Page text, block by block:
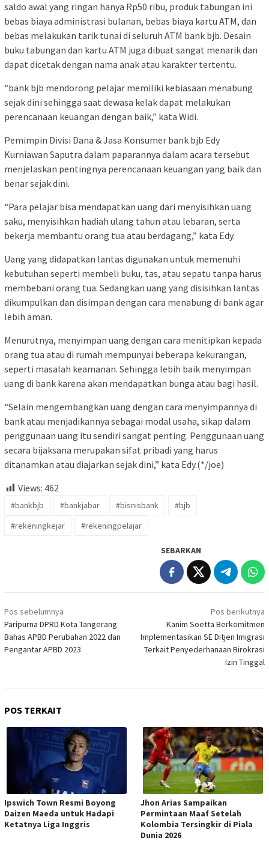
saldo awal yang ringan hanya Rp50 ribu, produk tabungan ini
bebas biaya administrasi bulanan, bebas biaya kartu ATM, dan
bebas melakukan tarik tunai di seluruh ATM bank bjb. Desain
buku tabungan dan kartu ATM juga dibuat sangat menarik dan
dapat dicetak dengan nama anak atau karakter tertentu.
“bank bjb mendorong pelajar memiliki kebiasaan menabung
sejak dini sehingga saat dewasa kelak dapat melakukan
perencanaan keuangan dengan baik,” kata Widi.
Pemimpin Divisi Dana & Jasa Konsumer bank bjb Edy
Kurniawan Saputra dalam paparannya dalam acara tersebut
menjelaskan pentingnya perencanaan keuangan yang baik dan
benar sejak dini.
“Para pelajar bisa mendapatkan uang dari menyisihkan uang
saku, menyisihkan hadiah ulang tahun atau lebaran, serta
bekerja membantu orang tua atau berdagang,” kata Edy.
Uang yang didapatkan lantas digunakan untuk memenuhi
kebutuhan seperti membeli buku, tas, atau sepatu tanpa harus
membebani orang tua. Sedangkan uang yang disisihkan lantas
dikumpulkan dan disimpan dengan cara menabung di bank agar
lebih aman.
Menurutnya, menyimpan uang dengan cara menitipkan kepada
orang tua atau di rumah mempunyai beberapa kekurangan,
seperti masalah keamanan. Sehingga lebih baik menyimpan
uang di bank karena akan mendapatkan bunga atau bagi hasil.
“Selain mengembangkan uang dengan cara menyimpannya di
bank atau menjadikannya sebagai modal usaha, sikap dalam
penggunaan uang itu sendiri sangat penting. Penggunaan uang
secara bijaksana merupakan sifat pribadi yang harus
ditanamkan atau diajarkan sejak dini,” kata Edy.(*/joe)
Views: 462
#bankbjb #bankjabar #bisnisbank
#bjb
#rekeningkejar
#rekeningpelajar
SEBARKAN
Navigasi
pos
Pos sebelumnya
Paripurna DPRD Kota Tangerang
Bahas APBD Perubahan 2022 dan
Pengantar APBD 2023
Pos berikutnya
Kanim Soetta Berkomitmen
Implementasikan SE Ditjen Imigrasi
Terkait Penyederhanaan Birokrasi
Izin Tinggal
POS TERKAIT
Ipswich Town Resmi Boyong
Daizen Maeda untuk Hadapi
Ketatnya Liga Inggris
Jhon Arias Sampaikan
Permintaan Maaf Setelah
Kolombia Tersingkir di Piala
Dunia 2026